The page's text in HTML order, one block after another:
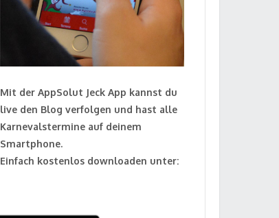
Mit der AppSolut Jeck App kannst du
live den Blog verfolgen und hast alle
Karnevalstermine auf deinem
Smartphone.
Einfach kostenlos downloaden unter: